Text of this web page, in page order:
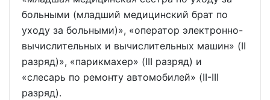
больными (младший медицинский брат по
уходу за больными)», «оператор электронно-
вычислительных и вычислительных машин» (II
разряд)», «парикмахер» (III разряд) и
«слесарь по ремонту автомобилей» (II-III
разряд).